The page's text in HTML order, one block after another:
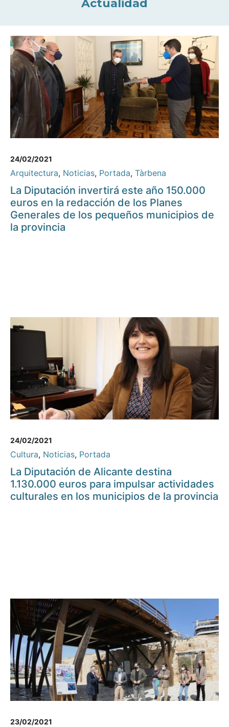
Actualidad
24/02/2021
Arquitectura, Noticias, Portada, Tàrbena
La Diputación invertirá este año 150.000
euros en la redacción de los Planes
Generales de los pequeños municipios de
la provincia
24/02/2021
Cultura, Noticias, Portada
La Diputación de Alicante destina
1.130.000 euros para impulsar actividades
culturales en los municipios de la provincia
23/02/2021